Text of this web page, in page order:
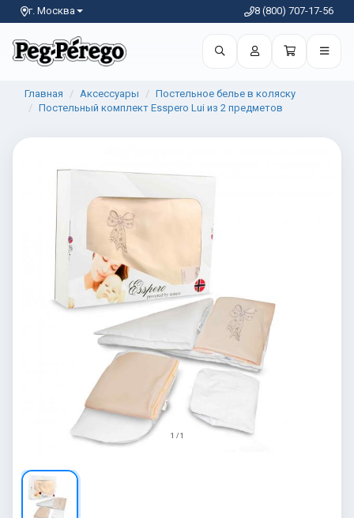
г. Москва 8 (800) 707-17-56
Главная Аксессуары
Постельное белье в коляску
Постельный комплект Esspero Lui из 2 предметов
1 / 1